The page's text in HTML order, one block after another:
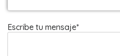
Escribe tu mensaje*